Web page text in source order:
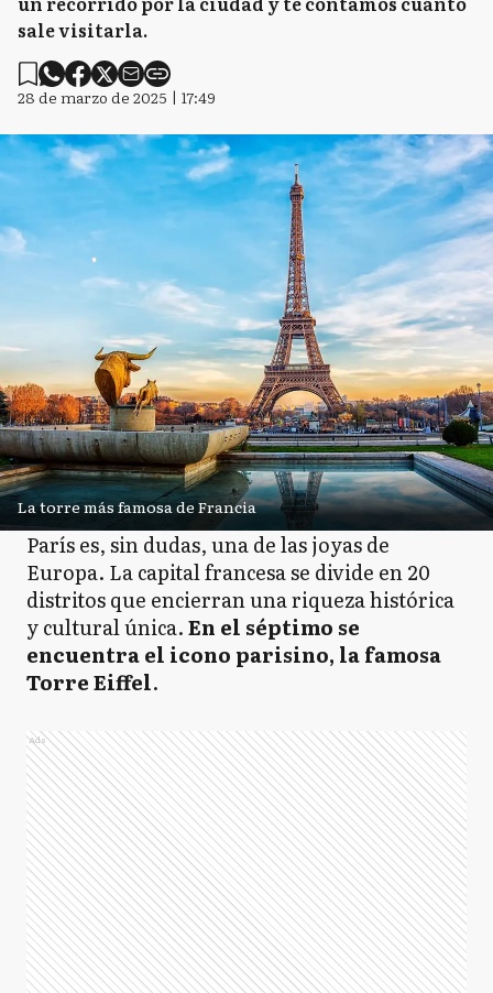
sale visitarla.
28 de marzo de 2025 | 17:49
La torre más famosa de Francia
París es, sin dudas, una de las joyas de
Europa. La capital francesa se divide en 20
distritos que encierran una riqueza histórica
y cultural única.En el séptimo se
encuentra el icono parisino, la famosa
Torre Eiffel.
Ads